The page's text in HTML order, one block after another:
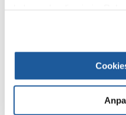
Protein: 30% - Fettgehalt: 16% -
*L.I.P.: Ausgewählte, leicht
Wertigkeit.